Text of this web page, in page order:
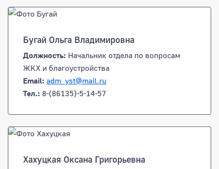
Бугай Ольга Владимировна
Должность: Начальник отдела по вопросам
ЖКХ и благоустройства
Email: adm_yst@mail.ru
Тел.: 8-(86135)-5-14-57
Хахуцкая Оксана Григорьевна